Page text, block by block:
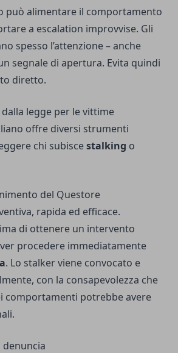
può alimentare il comportamento
a escalation improvvise. Gli
spesso l’attenzione – anche
segnale di apertura. Evita quindi
diretto.
legge per le vittime
offre diversi strumenti
chi subiscestalking o
del Questore
rapida ed efficace.
di ottenere un intervento
procedere immediatamente
. Lo stalker viene convocato e
con la consapevolezza che
comportamenti potrebbe avere
denuncia